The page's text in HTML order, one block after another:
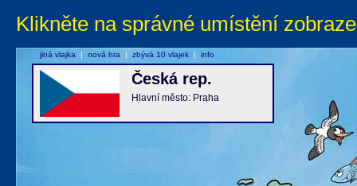
Klikněte na správné umístění
Česká rep.
Hlavní město: Praha
jiná vlajka | nová hra | zbývá 10 vlajek | info